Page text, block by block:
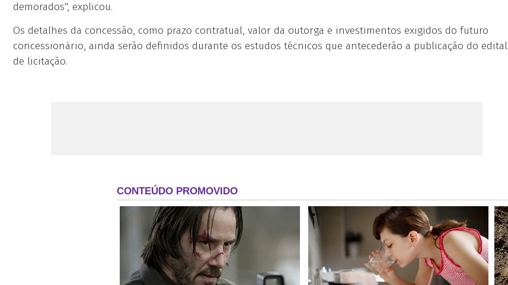
demorados", explicou.
Os detalhes da concessão, como prazo contratual, valor da outorga e investimentos exigidos do futuro
concessionário, ainda serão definidos durante os estudos técnicos que antecederão a publicação do edital
de licitação.